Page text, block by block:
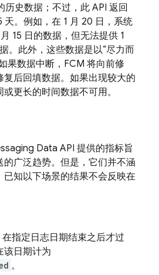
历史数据；不过，此 API 返回
天。例如，在 1 月 20 日，系统
15 日的数据，但无法提供 1
。此外，这些数据是以“尽力而
果数据中断，FCM 将向前修
复后回填数据。如果出现较大的
更长的时间数据不可用。
Data API 提供的指标旨
的广泛趋势。但是，它们并不涵
已知以下场景的结果不会反映在
在指定日志日期结束之后才过
该日期计为
。